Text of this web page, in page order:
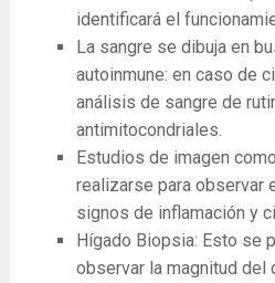
identificará el
La sangre se dibuja en
autoinmune: en caso de
análisis de sangre de
antimitocondriales.
Estudios de imagen
realizarse para observar
signos de inflamación y
Hígado Biopsia: Esto se
observar la magnitud del